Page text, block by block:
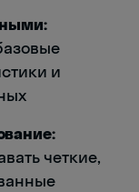
и
четкие,